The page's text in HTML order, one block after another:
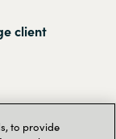
client
to provide